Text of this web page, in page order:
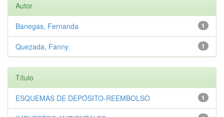
Autor
1
Banegas, Fernanda
1
Quezada, Fanny
Título
1
ESQUEMAS DE DEPÓSITO-REEMBOLSO